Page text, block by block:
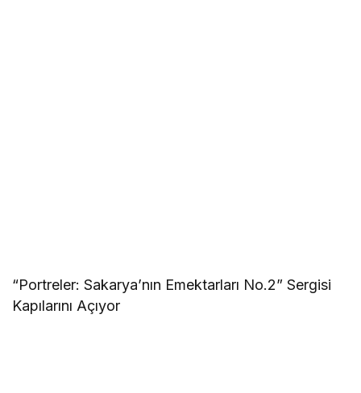
“Portreler: Sakarya’nın Emektarları No.2” Sergisi
Kapılarını Açıyor